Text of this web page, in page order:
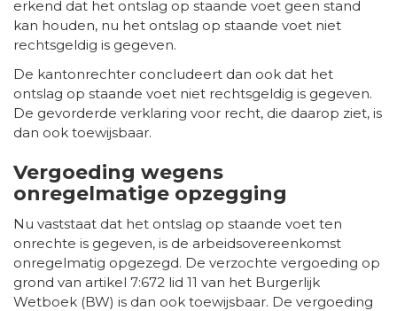
erkend dat het ontslag op staande voet geen stand
kan houden, nu het ontslag op staande voet niet
rechtsgeldig is gegeven.
De kantonrechter concludeert dan ook dat het
ontslag op staande voet niet rechtsgeldig is gegeven.
De gevorderde verklaring voor recht, die daarop ziet, is
dan ook toewijsbaar.
Vergoeding wegens
onregelmatige opzegging
Nu vaststaat dat het ontslag op staande voet ten
onrechte is gegeven, is de arbeidsovereenkomst
onregelmatig opgezegd. De verzochte vergoeding op
grond van artikel 7:672 lid 11 van het Burgerlijk
Wetboek (BW) is dan ook toewijsbaar. De vergoeding